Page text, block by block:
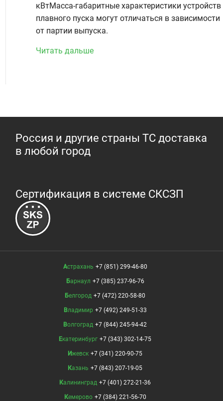
кВтМасса-габаритные характеристики устройств
плавного пуска могут отличаться в зависимости
от партии выпуска.
Читать дальше
Россия и другие страны ТС доставка
в любой город
Сертификация в системе СКСЗП
Астрахань +7 (851) 299-46-80
Барнаул +7 (385) 237-96-76
Белгород +7 (472) 220-58-80
Владимир +7 (492) 249-51-33
Волгоград +7 (844) 245-94-42
Екатеринбург +7 (343) 302-14-75
Ижевск +7 (341) 220-90-75
Казань +7 (843) 207-19-05
Калининград +7 (401) 272-21-36
Кемерово +7 (384) 221-56-70